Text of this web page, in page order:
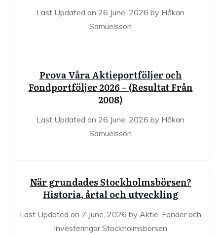
Last Updated on 26 June, 2026 by Håkan
Samuelsson
Prova Våra Aktieportföljer och
Fondportföljer 2026 – (Resultat Från
2008)
Last Updated on 26 June, 2026 by Håkan
Samuelsson
När grundades Stockholmsbörsen?
Historia, årtal och utveckling
Last Updated on 7 June, 2026 by Aktie, Fonder och
Investeringar Stockholmsbörsen